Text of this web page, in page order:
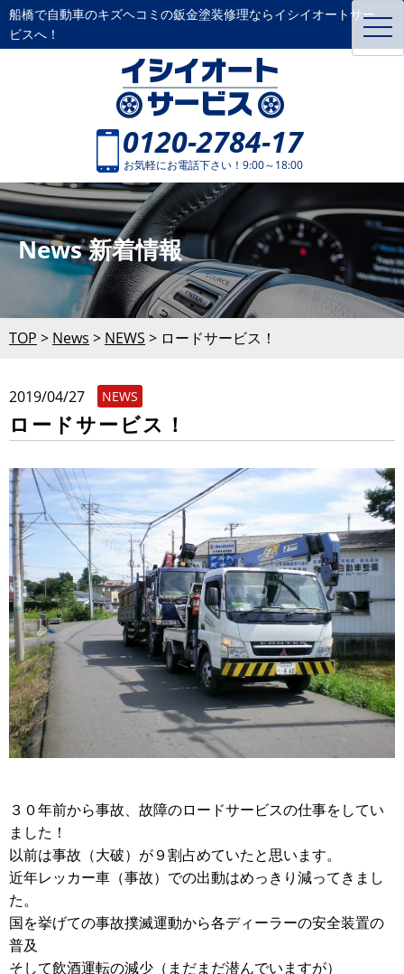
船橋で自動車のキズヘコミの鈑金塗装修理ならイシイオートサー
ビスへ！
0120-2784-17
お気軽にお電話下さい！9:00～18:00
News 新着情報
TOP > News > NEWS > ロードサービス！
2019/04/27 NEWS
ロードサービス！
３０年前から事故、故障のロードサービスの仕事をしてい
ました！
以前は事故（大破）が９割占めていたと思います。
近年レッカー車（事故）での出動はめっきり減ってきまし
た。
国を挙げての事故撲滅運動から各ディーラーの安全装置の
普及
そして飲酒運転の減少（まだまだ潜んでいますが）